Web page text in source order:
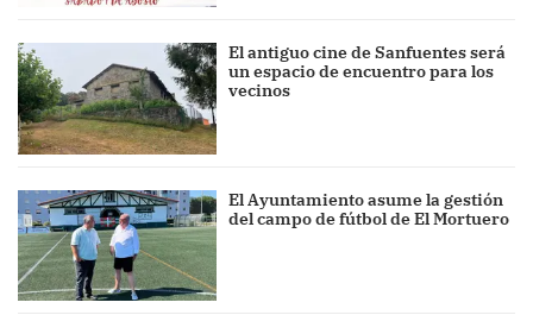
El antiguo cine de Sanfuentes será
un espacio de encuentro para los
vecinos
El Ayuntamiento asume la gestión
del campo de fútbol de El Mortuero